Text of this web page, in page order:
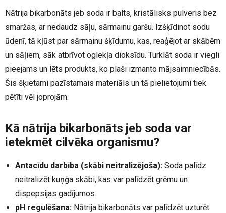
Nātrija bikarbonāts jeb soda ir balts, kristālisks pulveris bez
smaržas, ar nedaudz sāļu, sārmainu garšu. Izšķīdinot sodu
ūdenī, tā kļūst par sārmainu šķīdumu, kas, reaģējot ar skābēm
un sāļiem, sāk atbrīvot oglekļa dioksīdu. Turklāt soda ir viegli
pieejams un lēts produkts, ko plaši izmanto mājsaimniecībās.
Šis šķietami pazīstamais materiāls un tā pielietojumi tiek
pētīti vēl joprojām.
Kā nātrija bikarbonāts jeb soda var
ietekmēt cilvēka organismu?
Antacīdu darbība (skābi neitralizējoša): Soda palīdz
neitralizēt kuņģa skābi, kas var palīdzēt grēmu un
dispepsijas gadījumos.
pH regulēšana: Nātrija bikarbonāts var palīdzēt uzturēt